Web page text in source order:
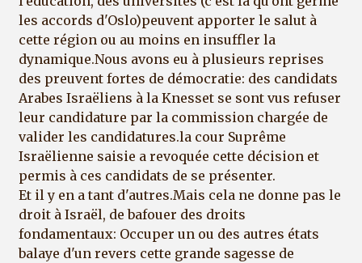
les accords d'Oslo)peuvent apporter le salut à
cette région ou au moins en insuffler la
dynamique.Nous avons eu à plusieurs reprises
des preuvent fortes de démocratie: des candidats
Arabes Israëliens à la Knesset se sont vus refuser
leur candidature par la commission chargée de
valider les candidatures.la cour Suprême
Israëlienne saisie a revoquée cette décision et
permis à ces candidats de se présenter.
Et il y en a tant d'autres.Mais cela ne donne pas le
droit à Israël, de bafouer des droits
fondamentaux: Occuper un ou des autres états
balaye d'un revers cette grande sagesse de